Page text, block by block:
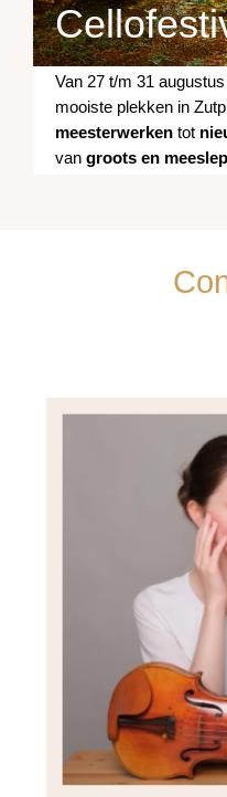
Van 27 t/m 31
mooiste plekken in
meesterwerken tot
van groots en